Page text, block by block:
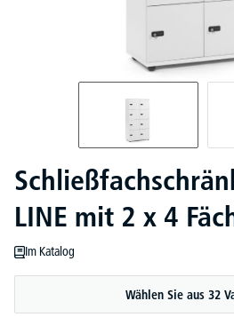
LINE mit 2 x 4
Im Katalog
Wählen Sie aus 32